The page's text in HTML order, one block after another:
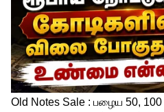
காரில் சிலிண்டர்
அல்லது அசம்பாவித
நிகழ்த்தும்
கோணத்தில்